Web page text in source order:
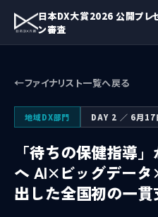
日本DX大賞2026 公開プレ
ン審査
ファイナリスト一覧へ戻る
地域DX部門 DAY 2 ／ 6月17
「待ちの保健指導
へ AI×ビッグデー
出した全国初の一